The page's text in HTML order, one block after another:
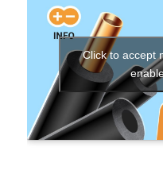
Click to accept